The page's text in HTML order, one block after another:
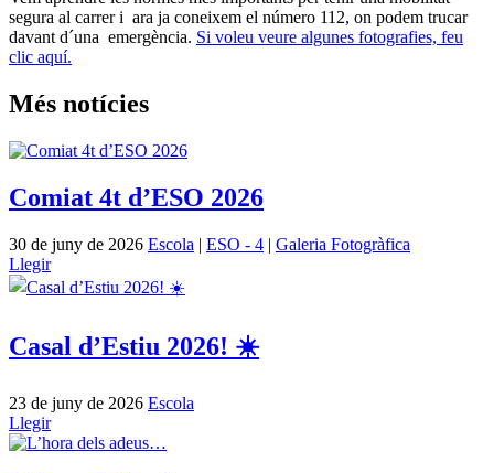
segura al carrer i ara ja coneixem el número 112, on podem trucar
davant d´una emergència. Si voleu veure algunes fotografies, feu
clic aquí.
Més notícies
Comiat 4t d’ESO 2026
30 de juny de 2026 Escola | ESO - 4 | Galeria Fotogràfica
Llegir
Casal d’Estiu 2026! ☀️
23 de juny de 2026 Escola
Llegir